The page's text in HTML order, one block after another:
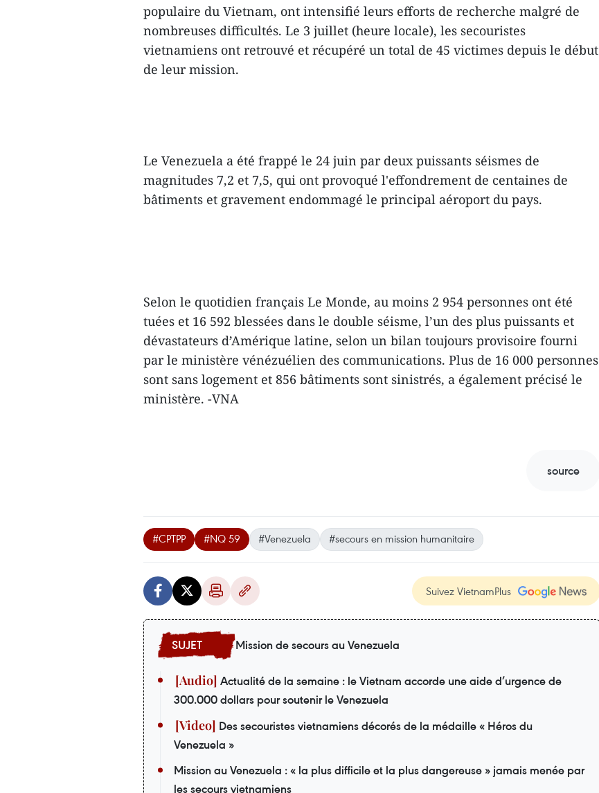
populaire du Vietnam, ont intensifié leurs efforts de recherche malgré de
nombreuses difficultés. Le 3 juillet (heure locale), les secouristes
vietnamiens ont retrouvé et récupéré un total de 45 victimes depuis le début
de leur mission.
Le Venezuela a été frappé le 24 juin par deux puissants séismes de
magnitudes 7,2 et 7,5, qui ont provoqué l'effondrement de centaines de
bâtiments et gravement endommagé le principal aéroport du pays.
Selon le quotidien français Le Monde, au moins 2 954 personnes ont été
tuées et 16 592 blessées dans le double séisme, l’un des plus puissants et
dévastateurs d’Amérique latine, selon un bilan toujours provisoire fourni
par le ministère vénézuélien des communications. Plus de 16 000 personnes
sont sans logement et 856 bâtiments sont sinistrés, a également précisé le
ministère. -VNA
source
#CPTPP #NQ 59 #Venezuela #secours en mission humanitaire
Suivez VietnamPlus
Mission de secours au Venezuela
Actualité de la semaine : le Vietnam accorde une aide d’urgence de
300.000 dollars pour soutenir le Venezuela
Des secouristes vietnamiens décorés de la médaille « Héros du
Venezuela »
Mission au Venezuela : « la plus difficile et la plus dangereuse » jamais menée par
les secours vietnamiens